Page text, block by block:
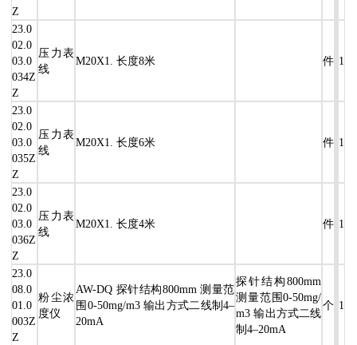
Z
23.0
02.0
03.0
034Z
Z
压力表
线
M20X1. 长度8米 件 1
23.0
02.0
03.0
035Z
Z
压力表
线
M20X1. 长度6米 件 1
23.0
02.0
03.0
036Z
Z
压力表
线
M20X1. 长度4米 件 1
23.0
08.0
01.0
003Z
Z
粉尘浓
度仪
AW-DQ 探针结构800mm 测量范
围0-50mg/m3 输出方式二线制4–
20mA
探针结构800mm
测量范围0-50mg/
m3 输出方式二线
制4–20mA
个 1